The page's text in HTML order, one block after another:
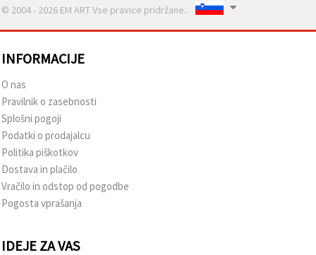
© 2004 - 2026 EM ART Vse pravice pridržane..
INFORMACIJE
O nas
Pravilnik o zasebnosti
Splošni pogoji
Podatki o prodajalcu
Politika piškotkov
Dostava in plačilo
Vračilo in odstop od pogodbe
Pogosta vprašanja
IDEJE ZA VAS